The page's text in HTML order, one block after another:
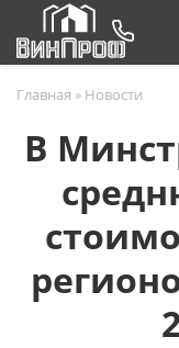
Главная » Новости
В